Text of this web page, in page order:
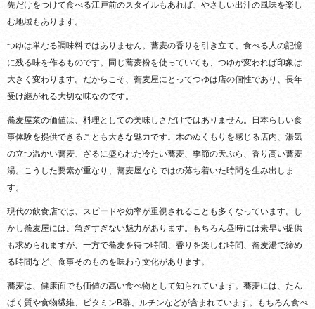
先だけをつけて食べる江戸前のスタイルもあれば、やさしい出汁の風味を楽し
む地域もあります。
つゆは単なる調味料ではありません。蕎麦の香りを引き立て、食べる人の記憶
に残る味を作るものです。同じ蕎麦粉を使っていても、つゆが変われば印象は
大きく変わります。だからこそ、蕎麦屋にとってつゆは店の個性であり、長年
受け継がれる大切な味なのです。
蕎麦屋業の価値は、料理としての美味しさだけではありません。日本らしい食
事体験を提供できることも大きな魅力です。木のぬくもりを感じる店内、湯気
の立つ温かい蕎麦、ざるに盛られた冷たい蕎麦、季節の天ぷら、香り高い蕎麦
湯。こうした要素が重なり、蕎麦屋ならではの落ち着いた時間を生み出しま
す。
現代の飲食店では、スピードや効率が重視されることも多くなっています。し
かし蕎麦屋には、急ぎすぎない魅力があります。もちろん昼時には素早い提供
も求められますが、一方で蕎麦を待つ時間、香りを楽しむ時間、蕎麦湯で締め
る時間など、食事そのものを味わう文化があります。
蕎麦は、健康面でも価値の高い食べ物として知られています。蕎麦には、たん
ぱく質や食物繊維、ビタミンB群、ルチンなどが含まれています。もちろん食べ